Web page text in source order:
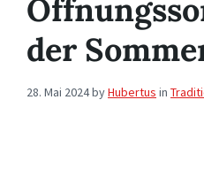
der
28. Mai 2024byHubertus in